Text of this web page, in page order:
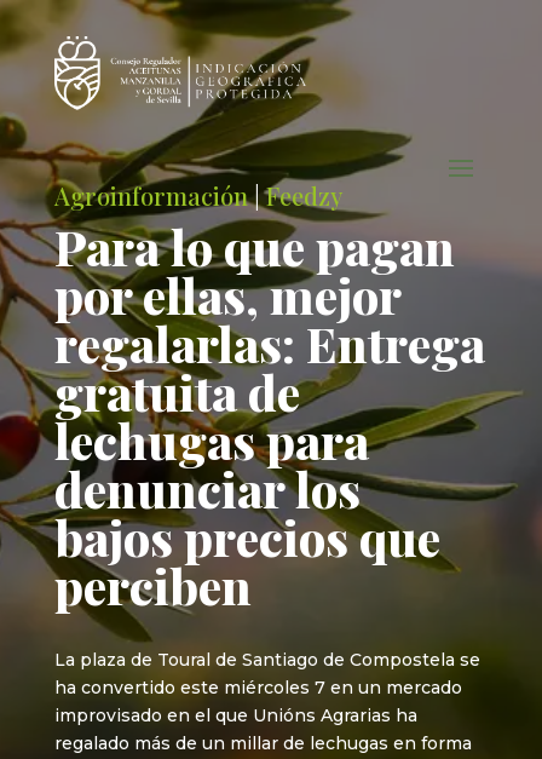
Agroinformación|Feedzy
Para lo que pagan
por ellas, mejor
regalarlas: Entrega
gratuita de
lechugas para
denunciar los
bajos precios que
perciben
La plaza de Toural de Santiago de Compostela se
ha convertido este miércoles 7 en un mercado
improvisado en el que Unións Agrarias ha
regalado más de un millar de lechugas en forma